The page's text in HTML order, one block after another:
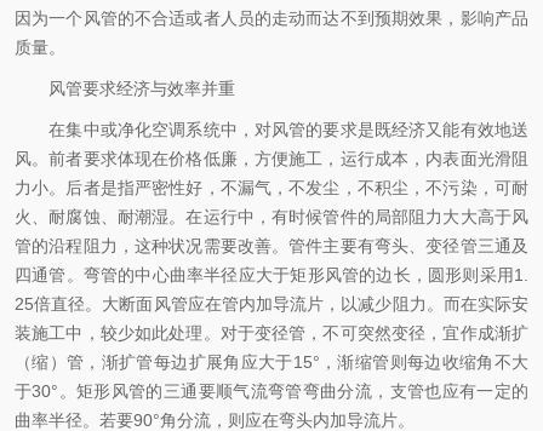
因为一个风管的不合适或者人员的走动而达不到预期效果，影响产品
质量。
风管要求经济与效率并重
在集中或净化空调系统中，对风管的要求是既经济又能有效地送
风。前者要求体现在价格低廉，方便施工，运行成本，内表面光滑阻
力小。后者是指严密性好，不漏气，不发尘，不积尘，不污染，可耐
火、耐腐蚀、耐潮湿。在运行中，有时候管件的局部阻力大大高于风
管的沿程阻力，这种状况需要改善。管件主要有弯头、变径管三通及
四通管。弯管的中心曲率半径应大于矩形风管的边长，圆形则采用1.
25倍直径。大断面风管应在管内加导流片，以减少阻力。而在实际安
装施工中，较少如此处理。对于变径管，不可突然变径，宜作成渐扩
（缩）管，渐扩管每边扩展角应大于15°，渐缩管则每边收缩角不大
于30°。矩形风管的三通要顺气流弯管弯曲分流，支管也应有一定的
曲率半径。若要90°角分流，则应在弯头内加导流片。